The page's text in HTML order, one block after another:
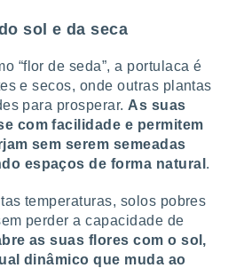
sol e da seca
“flor de seda”, a portulaca é
e secos, onde outras plantas
para prosperar. As suas
com facilidade e permitem
sem serem semeadas
espaços de forma natural .
temperaturas, solos pobres
perder a capacidade de
as suas flores com o sol,
dinâmico que muda ao